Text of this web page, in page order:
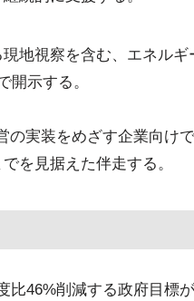
地視察を含む、エネル
開示する。
の実装をめざす企業向け
を見据えた伴走する。
比46%削減する政府目標